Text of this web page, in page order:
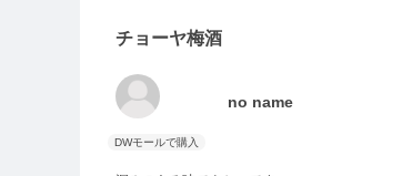
チョーヤ梅酒
no name